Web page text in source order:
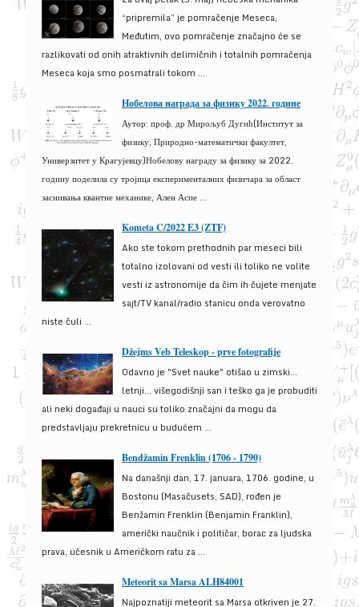
“pripremila” je pomračenje Meseca,
Međutim, ovo pomračenje značajno će se
razlikovati od onih atraktivnih delimičnih i totalnih pomračenja
Meseca koja smo posmatrali tokom ...
Нобелова награда за физику 2022. године
Аутор: проф. др Мирољуб Дугић(Институт за
физику, Природно-математички факултет,
Универзитет у Крагујевцу)Нобелову награду за физику за 2022.
годину поделила су тројица експерименталних физичара за област
заснивања квантне механике, Ален Аспе ...
Kometa C/2022 E3 (ZTF)
Ako ste tokom prethodnih par meseci bili
totalno izolovani od vesti ili toliko ne volite
vesti iz astronomije da čim ih čujete menjate
sajt/TV kanal/radio stanicu onda verovatno
niste čuli ...
Džejms Veb Teleskop - prve fotografije
Odavno je "Svet nauke" otišao u zimski...
letnji... višegodišnji san i teško ga je probuditi
ali neki događaji u nauci su toliko značajni da mogu da
predstavljaju prekretnicu u budućem ...
Bendžamin Frenklin (1706 - 1790)
Na današnji dan, 17. januara, 1706. godine, u
Bostonu (Masačusets, SAD), rođen je
Benžamin Frenklin (Benjamin Franklin),
američki naučnik i političar, borac za ljudska
prava, učesnik u Američkom ratu za ...
Meteorit sa Marsa ALH84001
Najpoznatiji meteorit sa Marsa otkriven je 27.